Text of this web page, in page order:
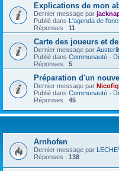
Explications de mon
Dernier message par
Publié dans L'agenda de
Réponses : 11
Carte des joueurs et
Dernier message par
Publié dans Communauté -
Réponses : 5
Préparation d'un
Dernier message par Nicofig
Publié dans Communauté -
Réponses : 45
Arnhofen
Dernier message par
Réponses : 138